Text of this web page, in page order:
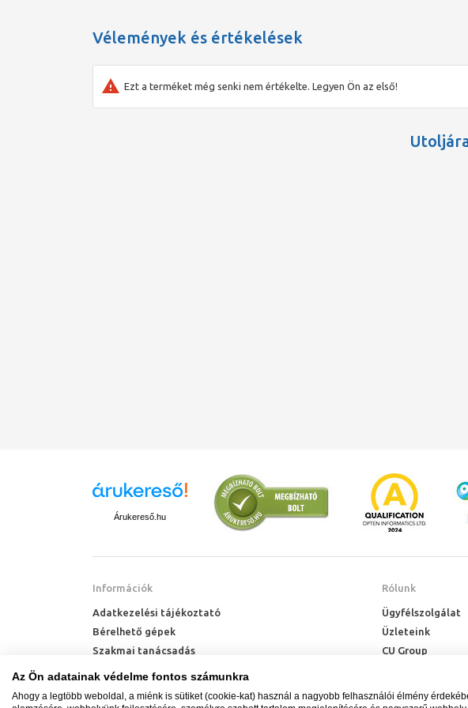
Vélemények és értékelések
Ezt a terméket még senki nem értékelte. Legyen Ön az első!
Árukereső.hu
Információk
Adatkezelési tájékoztató
Bérelhető gépek
Szakmai tanácsadás
Technik Cool Pro hőszivattyú tájékoztató
Rólunk
Ügyfélszolgálat
Üzleteink
CU Group
Az Ön adatainak védelme fontos számunkra
Ahogy a legtöbb weboldal, a miénk is sütiket (cookie-kat) használ a nagyobb felhasználói élmény